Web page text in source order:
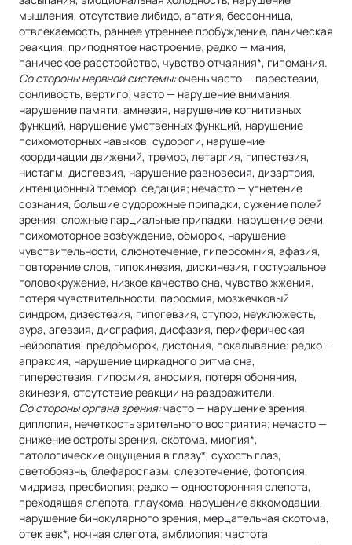
мышления, отсутствие либидо, апатия, бессонница,
отвлекаемость, раннее утреннее пробуждение, паническая
реакция, приподнятое настроение; редко — мания,
паническое расстройство, чувство отчаяния*, гипомания.
Со стороны нервной системы:очень часто — парестезии,
сонливость, вертиго; часто — нарушение внимания,
нарушение памяти, амнезия, нарушение когнитивных
функций, нарушение умственных функций, нарушение
психомоторных навыков, судороги, нарушение
координации движений, тремор, летаргия, гипестезия,
нистагм, дисгевзия, нарушение равновесия, дизартрия,
интенционный тремор, седация; нечасто — угнетение
сознания, большие судорожные припадки, сужение полей
зрения, сложные парциальные припадки, нарушение речи,
психомоторное возбуждение, обморок, нарушение
чувствительности, слюнотечение, гиперсомния, афазия,
повторение слов, гипокинезия, дискинезия, постуральное
головокружение, низкое качество сна, чувство жжения,
потеря чувствительности, паросмия, мозжечковый
синдром, дизестезия, гипогевзия, ступор, неуклюжесть,
аура, агевзия, дисграфия, дисфазия, периферическая
нейропатия, предобморок, дистония, покалывание; редко —
апраксия, нарушение циркадного ритма сна,
гиперестезия, гипосмия, аносмия, потеря обоняния,
акинезия, отсутствие реакции на раздражители.
Со стороны органа зрения:часто — нарушение зрения,
диплопия, нечеткость зрительного восприятия; нечасто —
снижение остроты зрения, скотома, миопия*,
патологические ощущения в глазу*, сухость глаз,
светобоязнь, блефароспазм, слезотечение, фотопсия,
мидриаз, пресбиопия; редко — односторонняя слепота,
преходящая слепота, глаукома, нарушение аккомодации,
нарушение бинокулярного зрения, мерцательная скотома,
отек век*, ночная слепота, амблиопия; частота